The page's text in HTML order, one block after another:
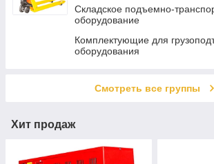
Хоппер ковши
Пневмоотвертки
Пневмоножницы и пилы
Пневматические лобзики
Бытовые поверхностные
Автоматика для насосов
Складское подъемно-
оборудование
Комплектующие для
оборудования
Смотреть все группы
Хит продаж